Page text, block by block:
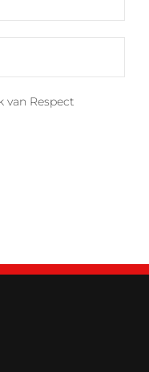
van Respect